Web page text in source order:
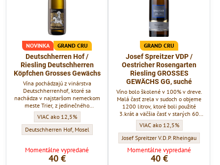
NOVINKA GRAND CRU
Deutschherren Hof /
Riesling Deutschherren
Köpfchen Grosses Gewächs
Vína pochádzajú z vinárstva
Deutschherrenhof, ktoré sa
nachádza v najstaršom nemeckom
meste Trier, z jedinečného
vinohradu v intraviláne mesta
Deutschherren Koepfchen.
Deutschherren Hof / Riesling Deutschherren Köpfchen Grosses Gewächs
VIAC ako 12,5%
Deutschherren Hof / Riesling Deutschherren Köpfchen Grosses Gewächs -
Deutschherren Hof, Mosel
Momentálne vypredané
40 €
GRAND CRU
Josef Spreitzer VDP /
Oestricher Rosengarten
Riesling GROSSES
GEWÄCHS GG, suché
Víno bolo školené v 100% v dreve.
Malá časť zrela v sudoch o objeme
1200 litrov, ktoré boli použité
3.krát a väčšia časť v starých 60
ročných sudoch o objeme 2400
litrov. Vo víne zo záhrady ruží
"Rosengarten" dominuje žlté
jadrové ovocie s kvetinami.
Josef Spreitzer VDP / Oestricher
VIAC ako 12,5%
Josef Spreitzer VDP / Oestricher
Josef Spreitzer V.D.P. Rheingau
Momentálne vypredané
40 €